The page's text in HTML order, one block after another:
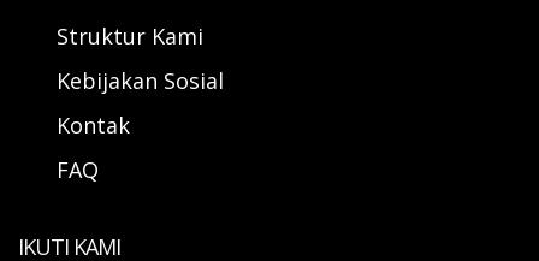
Struktur Kami
Kebijakan Sosial
Kontak
FAQ
IKUTI KAMI